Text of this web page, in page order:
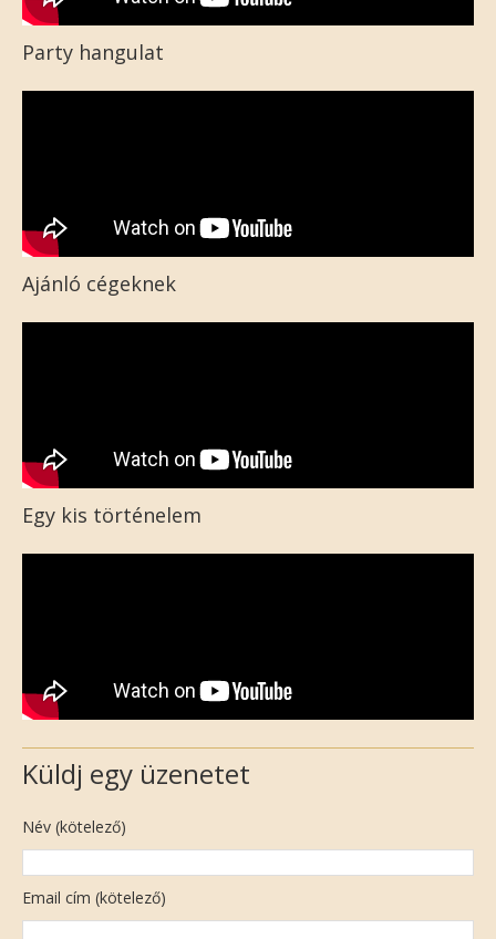
Party hangulat
Ajánló cégeknek
Egy kis történelem
Küldj egy üzenetet
Név (kötelező)
Email cím (kötelező)